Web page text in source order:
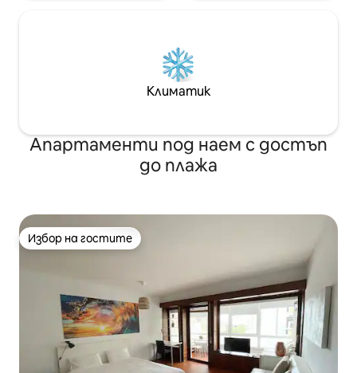
Климатик
Апартаменти под наем с достъп
до плажа
Избор на гостите
Избор на гостите